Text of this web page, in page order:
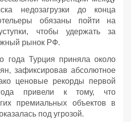
недозагрузки до конца
обязаны пойти на
чтобы удержать за
рынок РФ.
года Турция приняла около
зафиксировав абсолютное
ценовые рекорды первой
привели к тому, что
премиальных объектов в
под угрозой.